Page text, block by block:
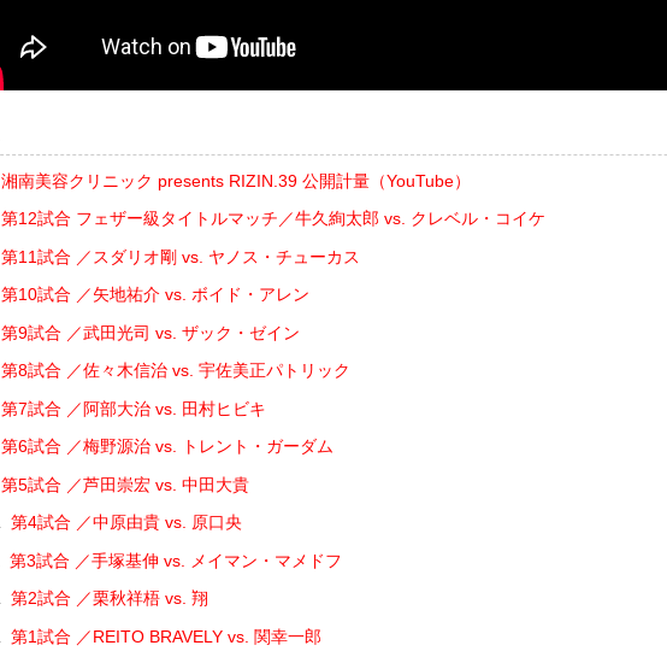
湘南美容クリニック presents RIZIN.39 公開計量（YouTube）
第12試合 フェザー級タイトルマッチ／牛久絢太郎 vs. クレベル・コイケ
第11試合 ／スダリオ剛 vs. ヤノス・チューカス
第10試合 ／矢地祐介 vs. ボイド・アレン
第9試合 ／武田光司 vs. ザック・ゼイン
第8試合 ／佐々木信治 vs. 宇佐美正パトリック
第7試合 ／阿部大治 vs. 田村ヒビキ
第6試合 ／梅野源治 vs. トレント・ガーダム
第5試合 ／芦田崇宏 vs. 中田大貴
第4試合 ／中原由貴 vs. 原口央
第3試合 ／手塚基伸 vs. メイマン・マメドフ
第2試合 ／栗秋祥梧 vs. 翔
第1試合 ／REITO BRAVELY vs. 関幸一郎